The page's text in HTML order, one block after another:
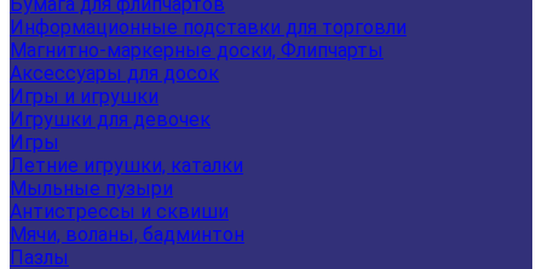
Информационные подставки для торговли
Магнитно-маркерные доски, Флипчарты
Аксессуары для досок
Игры и игрушки
Игрушки для девочек
Игры
Летние игрушки, каталки
Мыльные пузыри
Антистрессы и сквиши
Мячи, воланы, бадминтон
Пазлы